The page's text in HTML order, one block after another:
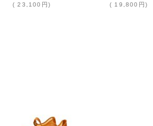
( 23,100円 )
( 19,800円 )